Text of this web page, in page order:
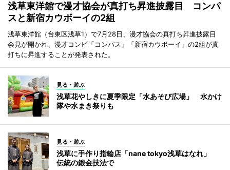
浅草東洋館で漫才協会が真打ち昇進披露目 コンパ
スと新宿カウボーイの2組
浅草東洋館（台東区浅草1）で7月28日、漫才協会の真打ち昇進披露目
会見が開かれ、漫才コンビ「コンパス」「新宿カウボーイ」の2組が真
打ちに昇進することが発表された。
見る・遊ぶ
浅草花やしきに夏季限定「水あそび広場」 水かけ
隊や水まき祭りも
見る・遊ぶ
浅草に手作り指輪店「nane tokyo浅草はなれ」
伝統の鍛金技法で